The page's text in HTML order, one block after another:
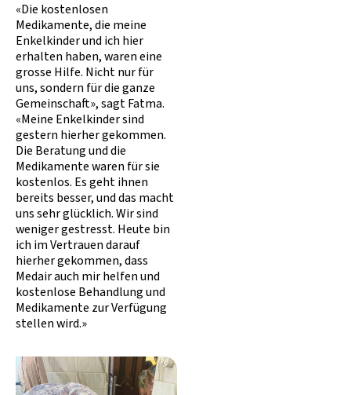
«Die kostenlosen
Medikamente, die meine
Enkelkinder und ich hier
erhalten haben, waren eine
grosse Hilfe. Nicht nur für
uns, sondern für die ganze
Gemeinschaft», sagt Fatma.
«Meine Enkelkinder sind
gestern hierher gekommen.
Die Beratung und die
Medikamente waren für sie
kostenlos. Es geht ihnen
bereits besser, und das macht
uns sehr glücklich. Wir sind
weniger gestresst. Heute bin
ich im Vertrauen darauf
hierher gekommen, dass
Medair auch mir helfen und
kostenlose Behandlung und
Medikamente zur Verfügung
stellen wird.»